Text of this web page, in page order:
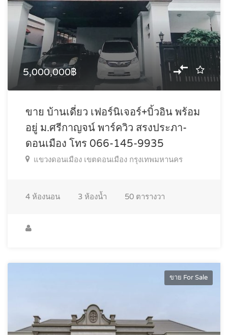
5,000,000฿
ขาย บ้านเดี่ยว เฟอร์นิเจอร์+บิ้วอิน พร้อม
อยู่ ม.ศรีกาญจน์ พาร์ควิว สรงประภา-
ดอนเมือง โทร 066-145-9935
แขวงดอนเมือง เขตดอนเมือง กรุงเทพมหานคร
4 ห้องนอน 3 ห้องน้ำ 50 ตารางวา
ขาย For Sale